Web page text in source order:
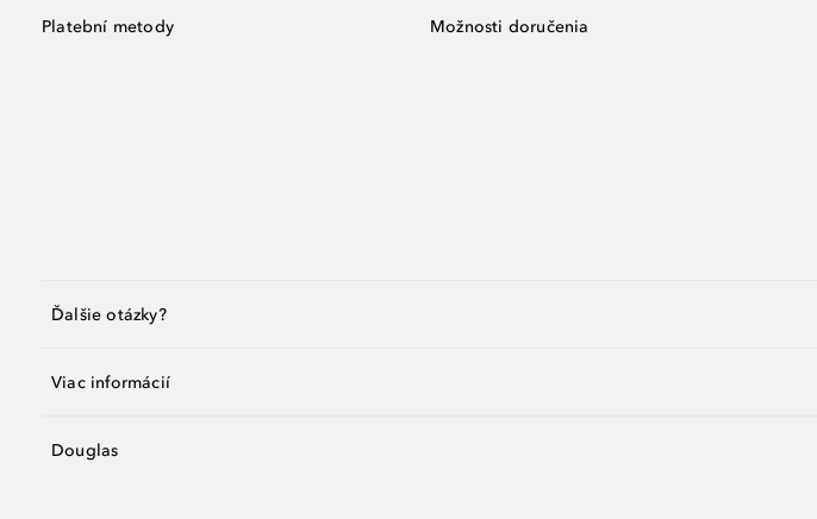
Platební metody Možnosti doručenia
Ďalšie otázky?
Viac informácií
Douglas